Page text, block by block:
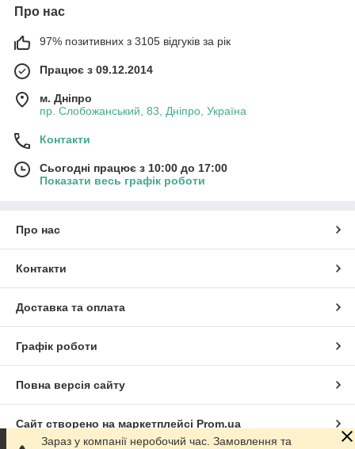
Про нас
97% позитивних з 3105 відгуків за рік
Працює з 09.12.2014
м. Дніпро
пр. Слобожанський, 83, Дніпро, Україна
Контакти
Сьогодні працює з 10:00 до 17:00
Показати весь графік роботи
Про нас
Контакти
Доставка та оплата
Графік роботи
Повна версія сайту
Сайт створено на маркетплейсі Prom.ua
Зараз у компанії неробочий час. Замовлення та